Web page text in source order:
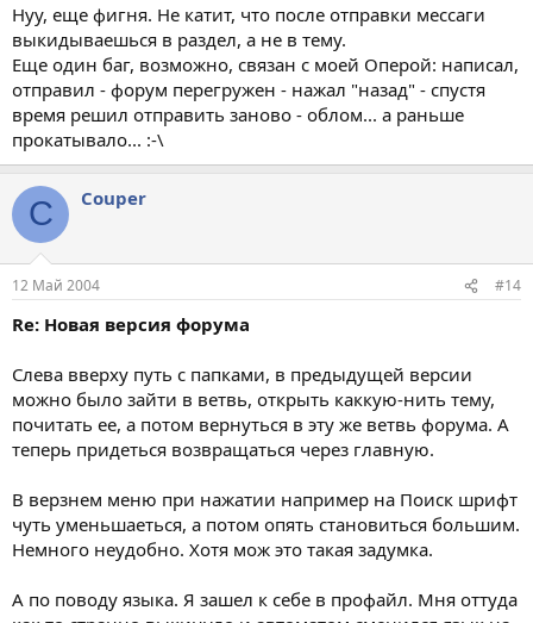
Нуу, еще фигня. Не катит, что после отправки мессаги
выкидываешься в раздел, а не в тему.
Еще один баг, возможно, связан с моей Оперой: написал,
отправил - форум перегружен - нажал "назад" - спустя
время решил отправить заново - облом... а раньше
прокатывало... :-\
C Couper
12 Май 2004 #14
Re: Новая версия форума
Слева вверху путь с папками, в предыдущей версии
можно было зайти в ветвь, открыть каккую-нить тему,
почитать ее, а потом вернуться в эту же ветвь форума. А
теперь придеться возвращаться через главную.
В верзнем меню при нажатии например на Поиск шрифт
чуть уменьшаеться, а потом опять становиться большим.
Немного неудобно. Хотя мож это такая задумка.
А по поводу языка. Я зашел к себе в профайл. Мня оттуда